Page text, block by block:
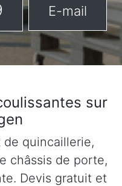
E-mail
sur
de quincaillerie,
châssis de porte,
Devis gratuit et